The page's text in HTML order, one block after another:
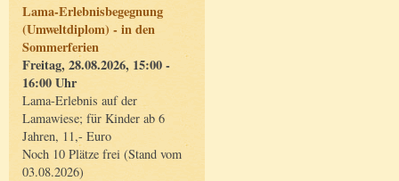
Lama-Erlebnisbegegnung
(Umweltdiplom) - in den
Sommerferien
Freitag, 28.08.2026, 15:00 -
16:00 Uhr
Lama-Erlebnis auf der
Lamawiese; für Kinder ab 6
Jahren, 11,- Euro
Noch 10 Plätze frei (Stand vom
03.08.2026)